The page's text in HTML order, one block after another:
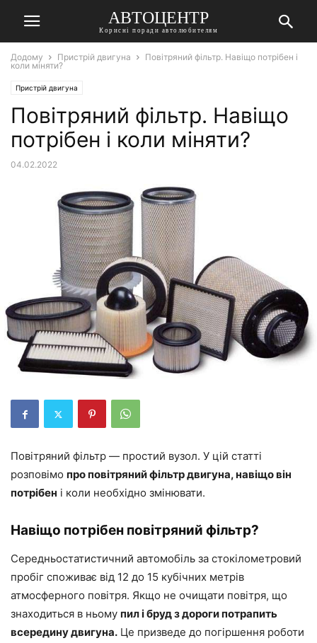
АВТОЦЕНТР
Корисні поради автолюбителям
Додому Пристрій двигуна
Повітряний фільтр. Навіщо потрібен і
коли міняти?
Пристрій двигуна
Повітряний фільтр. Навіщо
потрібен і коли міняти?
04.02.2022
Повітряний фільтр — простий вузол. У цій статті
розповімо про повітряний фільтр двигуна, навіщо він
потрібен і коли необхідно змінювати.
Навіщо потрібен повітряний фільтр?
Середньостатистичний автомобіль за стокілометровий
пробіг споживає від 12 до 15 кубічних метрів
атмосферного повітря. Якщо не очищати повітря, що
знаходиться в ньому пил і бруд з дороги потрапить
всередину двигуна. Це призведе до погіршення роботи